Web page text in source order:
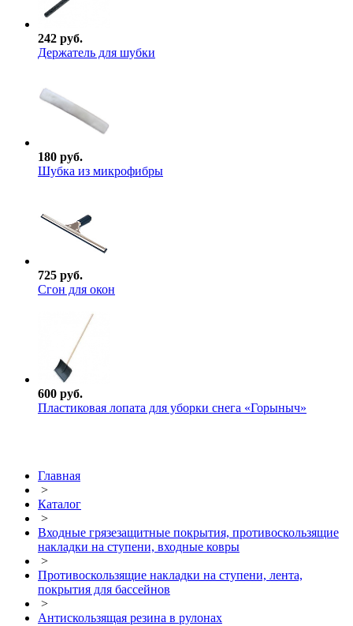
242 руб.
Держатель для шубки
180 руб.
Шубка из микрофибры
725 руб.
Сгон для окон
600 руб.
Пластиковая лопата для уборки снега «Горыныч»
Главная
>
Каталог
>
Входные грязезащитные покрытия, противоскользящие
накладки на ступени, входные ковры
>
Противоскользящие накладки на ступени, лента,
покрытия для бассейнов
>
Антискользящая резина в рулонах